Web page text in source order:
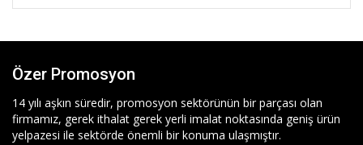
Özer Promosyon
14 yılı aşkın süredir, promosyon sektörünün bir parçası olan
firmamız, gerek ithalat gerek yerli imalat noktasında geniş ürün
yelpazesi ile sektörde önemli bir konuma ulaşmıştır.